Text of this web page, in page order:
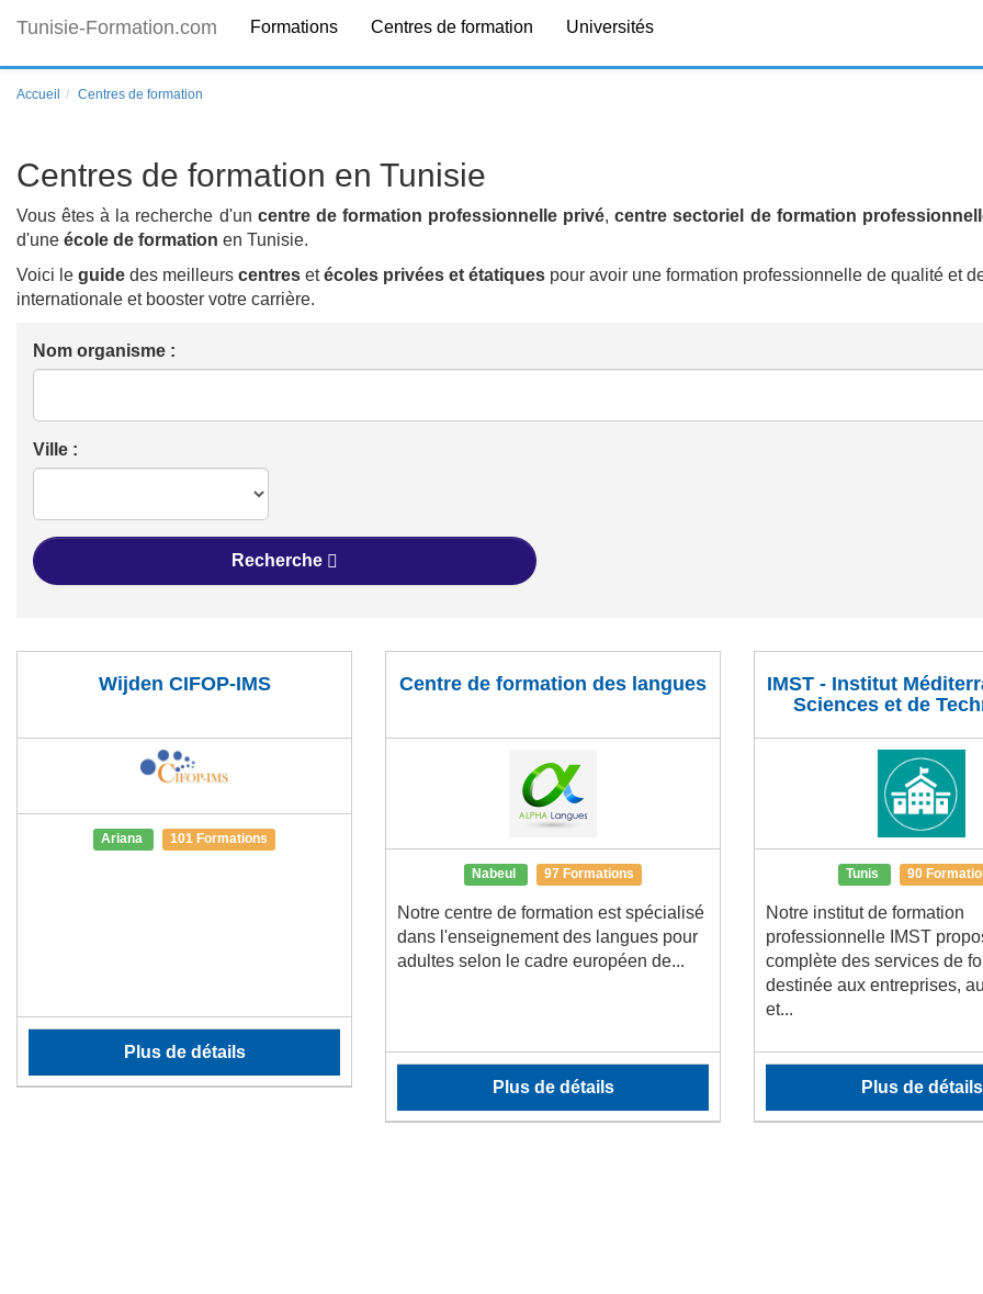
Tunisie-Formation.com Formations Centres de formation Universités
Accueil Centres de formation
Centres de formation en Tunisie
Vous êtes à la recherche d'un centre de formation professionnelle privé,centre sectoriel de formation
d'une école de formation en Tunisie.
Voici le guide des meilleurs centres etécoles privées et étatiques pour avoir une formation professionnelle de qualité et
internationale et booster votre carrière.
Nom organisme :
Ville :
Recherche
Wijden CIFOP-IMS
Ariana 101 Formations
Plus de détails
Centre de formation des langues
Nabeul 97 Formations
Notre centre de formation est spécialisé
dans l'enseignement des langues pour
adultes selon le cadre européen de...
Plus de détails
IMST - Institut
Sciences et de
Tunis 90
Notre institut de formation
professionnelle IMST
complète des services de
destinée aux entreprises,
et...
Plus de détails